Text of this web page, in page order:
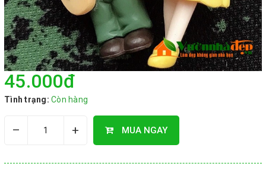
45.000₫
Tình trạng: Còn hàng
– + MUA NGAY